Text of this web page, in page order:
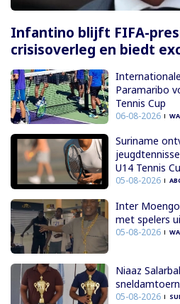
Infantino blijft FIFA-
crisisoverleg en biedt
Paramaribo
Tennis Cup
06-08-2026
Suriname
U14 Tennis
05-08-2026
Inter
met spelers
05-08-2026
Niaaz
05-08-2026